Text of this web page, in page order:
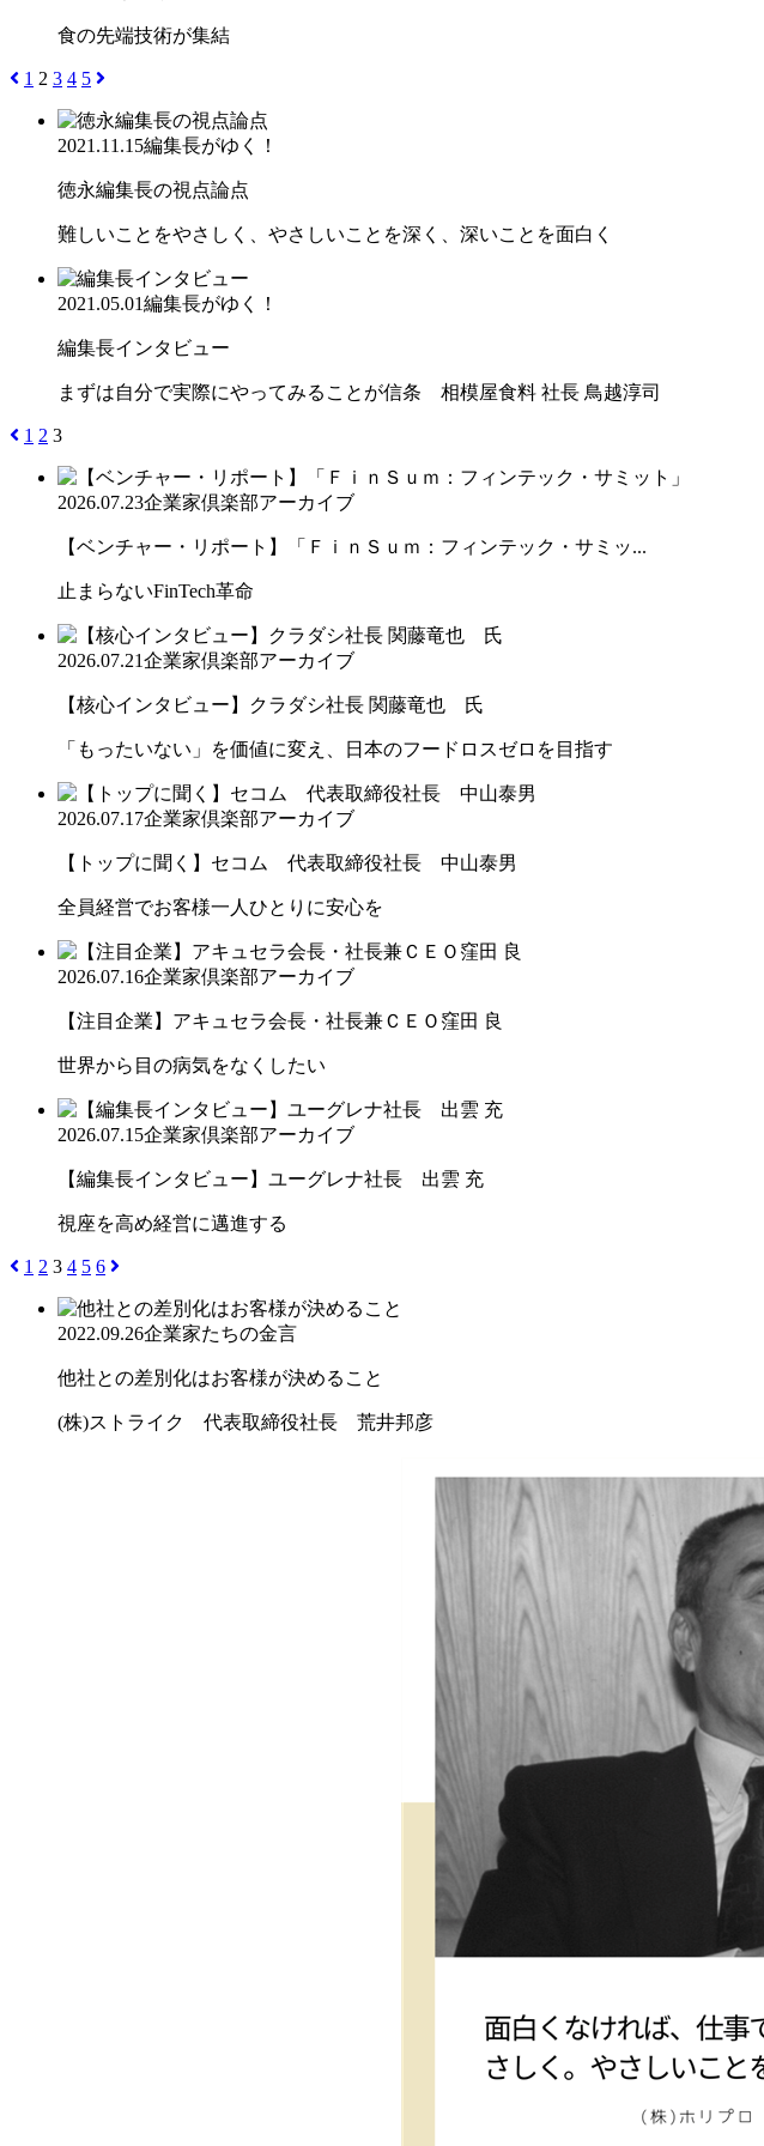
食の先端技術が集結
1 2 3 4 5
2021.11.15編集長がゆく！
徳永編集長の視点論点
難しいことをやさしく、やさしいことを深く、深いことを面白く
2021.05.01編集長がゆく！
編集長インタビュー
まずは自分で実際にやってみることが信条 相模屋食料 社長 鳥越淳司
1 2 3
2026.07.23企業家倶楽部アーカイブ
【ベンチャー・リポート】「ＦｉｎＳｕｍ：フィンテック・サミッ...
止まらないFinTech革命
2026.07.21企業家倶楽部アーカイブ
【核心インタビュー】クラダシ社長 関藤竜也 氏
「もったいない」を価値に変え、日本のフードロスゼロを目指す
2026.07.17企業家倶楽部アーカイブ
【トップに聞く】セコム 代表取締役社長 中山泰男
全員経営でお客様一人ひとりに安心を
2026.07.16企業家倶楽部アーカイブ
【注目企業】アキュセラ会長・社長兼ＣＥＯ窪田 良
世界から目の病気をなくしたい
2026.07.15企業家倶楽部アーカイブ
【編集長インタビュー】ユーグレナ社長 出雲 充
視座を高め経営に邁進する
1 2 3 4 5 6
2022.09.26企業家たちの金言
他社との差別化はお客様が決めること
(株)ストライク 代表取締役社長 荒井邦彦